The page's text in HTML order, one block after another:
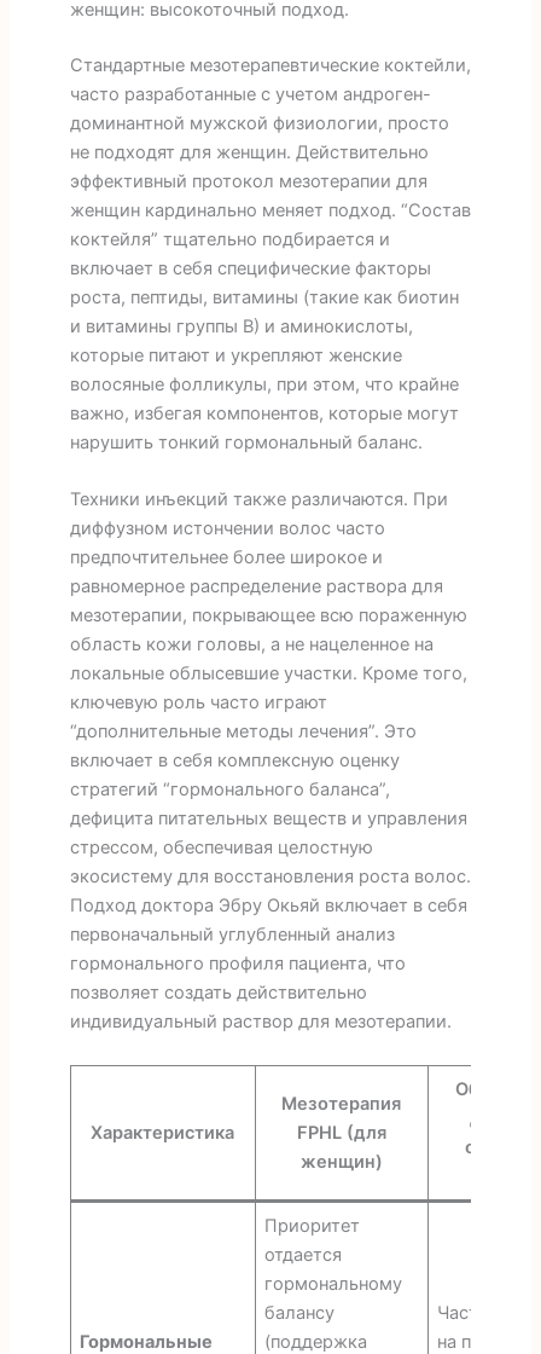
женщин: высокоточный подход.
Стандартные мезотерапевтические коктейли,
часто разработанные с учетом андроген-
доминантной мужской физиологии, просто
не подходят для женщин. Действительно
эффективный протокол мезотерапии для
женщин кардинально меняет подход. “Состав
коктейля” тщательно подбирается и
включает в себя специфические факторы
роста, пептиды, витамины (такие как биотин
и витамины группы В) и аминокислоты,
которые питают и укрепляют женские
волосяные фолликулы, при этом, что крайне
важно, избегая компонентов, которые могут
нарушить тонкий гормональный баланс.
Техники инъекций также различаются. При
диффузном истончении волос часто
предпочтительнее более широкое и
равномерное распределение раствора для
мезотерапии, покрывающее всю пораженную
область кожи головы, а не нацеленное на
локальные облысевшие участки. Кроме того,
ключевую роль часто играют
“дополнительные методы лечения”. Это
включает в себя комплексную оценку
стратегий “гормонального баланса”,
дефицита питательных веществ и управления
стрессом, обеспечивая целостную
экосистему для восстановления роста волос.
Подход доктора Эбру Окьяй включает в себя
первоначальный углубленный анализ
гормонального профиля пациента, что
позволяет создать действительно
индивидуальный раствор для мезотерапии.
Характеристика
Мезотерапия
FPHL (для
женщин)
Общая
для
Гормональные
Приоритет
отдается
гормональному
балансу
(поддержка
Часто
на